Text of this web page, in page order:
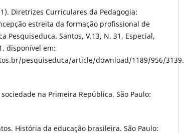
Diretrizes Curriculares da Pedagogia:
estreita da formação profissional de
Pesquiseduca. Santos, V.13, N. 31, Especial,
disponível em:
pesquiseduca/article/download/1189/956/3139.
sociedade na Primeira República. São Paulo:
História da educação brasileira. São Paulo: